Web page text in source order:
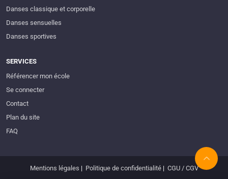
Danses classique et corporelle
Danses sensuelles
Danses sportives
SERVICES
Référencer mon école
Se connecter
Contact
Plan du site
FAQ
Mentions légales | Politique de confidentialité| CGU / CGV